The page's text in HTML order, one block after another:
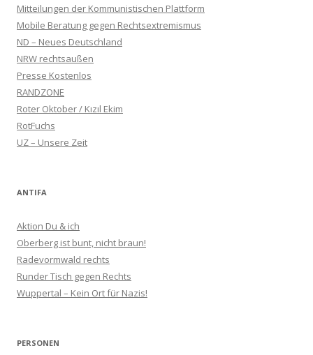
Mitteilungen der Kommunistischen Plattform
Mobile Beratung gegen Rechtsextremismus
ND – Neues Deutschland
NRW rechtsaußen
Presse Kostenlos
RANDZONE
Roter Oktober / Kızıl Ekim
RotFuchs
UZ – Unsere Zeit
ANTIFA
Aktion Du & ich
Oberberg ist bunt, nicht braun!
Radevormwald rechts
Runder Tisch gegen Rechts
Wuppertal – Kein Ort für Nazis!
PERSONEN